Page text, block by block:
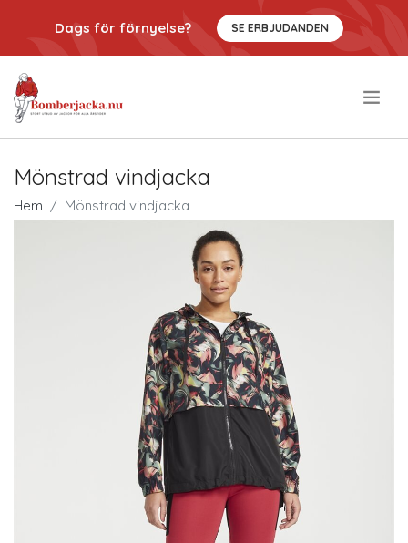
Dags för förnyelse? SE ERBJUDANDEN
Mönstrad vindjacka
Hem Mönstrad vindjacka